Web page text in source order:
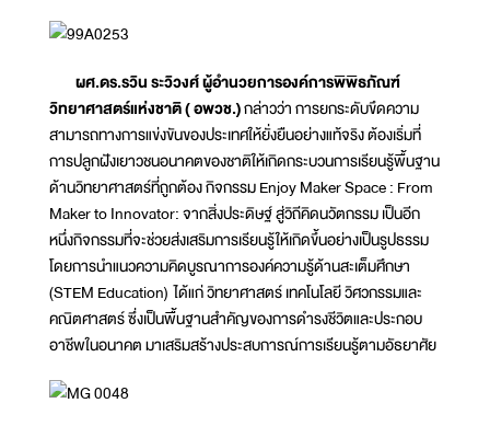
ผศ.ดร.รวิน ระวิวงศ์ ผู้อำนวยการองค์การพิพิธภัณฑ์
วิทยาศาสตร์แห่งชาติ ( อพวช.)กล่าวว่า การยกระดับขึดความ
สามารถทางการแข่งขันของประเทศให้ยั่งยืนอย่างแท้จริง ต้องเริ่มที่
การปลูกฝังเยาวชนอนาคตของชาติให้เกิดกระบวนการเรียนรู้พื้นฐาน
ด้านวิทยาศาสตร์ที่ถูกต้อง กิจกรรม Enjoy Maker Space : From
Maker to Innovator: จากสิ่งประดิษฐ์ สู่วิถีคิดนวัตกรรม เป็นอีก
หนึ่งกิจกรรมที่จะช่วยส่งเสริมการเรียนรู้ให้เกิดขึ้นอย่างเป็นรูปธรรม
โดยการนำแนวความคิดบูรณาการองค์ความรู้ด้านสะเต็มศึกษา
(STEM Education) ได้แก่ วิทยาศาสตร์ เทคโนโลยี วิศวกรรมและ
คณิตศาสตร์ ซึ่งเป็นพื้นฐานสำคัญของการดำรงชีวิตและประกอบ
อาชีพในอนาคต มาเสริมสร้างประสบการณ์การเรียนรู้ตามอัธยาศัย